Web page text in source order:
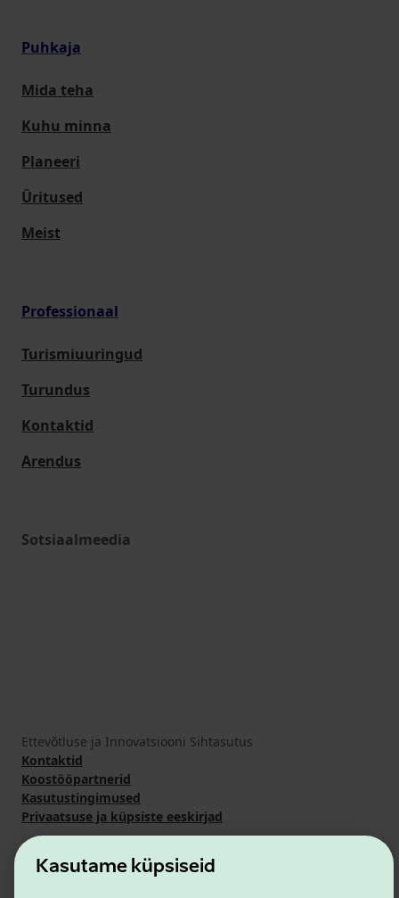
Kasutame küpsiseid
Puhkaja
Mida teha
Kuhu minna
Planeeri
Üritused
Meist
Professionaal
Turismiuuringud
Turundus
Kontaktid
Arendus
Sotsiaalmeedia
Ettevõtluse ja Innovatsiooni Sihtasutus
Kontaktid
Koostööpartnerid
Kasutustingimused
Privaatsuse ja küpsiste eeskirjad